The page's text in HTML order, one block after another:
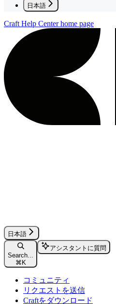
日本語
Craft Help Centerhome page
日本語
Search...
⌘K
アシスタントに質問
コミュニティ
リクエストを送信
Craftをダウンロード